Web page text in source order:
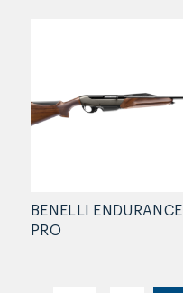
BENELLI ENDURANCE
PRO